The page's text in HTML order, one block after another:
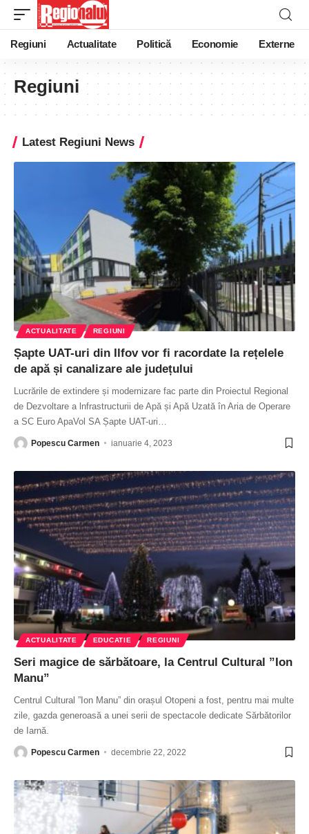
Regiuni Actualitate Politică Economie Externe
Regiuni
Latest Regiuni News
ACTUALITATE REGIUNI
Șapte UAT-uri din Ilfov vor fi racordate la rețelele
de apă și canalizare ale județului
Lucrările de extindere și modernizare fac parte din Proiectul Regional
de Dezvoltare a lnfrastructurii de Apă și Apă Uzată în Aria de Operare
a SC Euro ApaVol SA Șapte UAT-uri
Popescu Carmen ianuarie 4, 2023
ACTUALITATE EDUCATIE REGIUNI
Seri magice de sărbătoare, la Centrul Cultural ”Ion
Manu”
Centrul Cultural ”Ion Manu” din orașul Otopeni a fost, pentru mai multe
zile, gazda generoasă a unei serii de spectacole dedicate Sărbătorilor
de Iarnă.
Popescu Carmen decembrie 22, 2022